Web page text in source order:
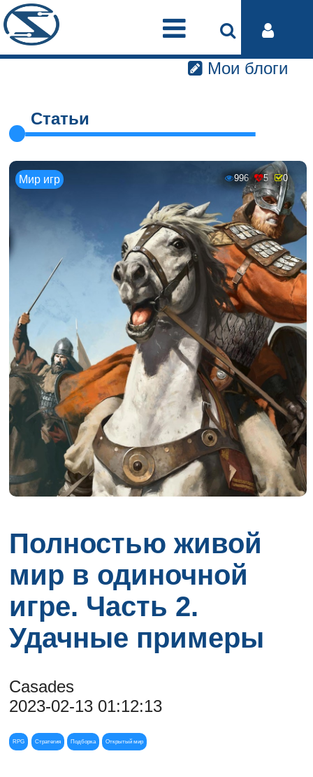
Мои блоги
Статьи
Мир игр 996 5 0
Полностью живой
мир в одиночной
игре. Часть 2.
Удачные примеры
Casades
2023-02-13 01:12:13
RPG Стратегия Подборка Открытый мир